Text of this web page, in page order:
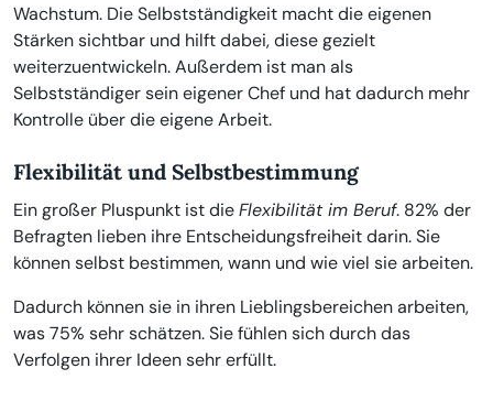
Wachstum. Die Selbstständigkeit macht die eigenen
Stärken sichtbar und hilft dabei, diese gezielt
weiterzuentwickeln. Außerdem ist man als
Selbstständiger sein eigener Chef und hat dadurch mehr
Kontrolle über die eigene Arbeit.
Flexibilität und Selbstbestimmung
Ein großer Pluspunkt ist dieFlexibilität im Beruf. 82% der
Befragten lieben ihre Entscheidungsfreiheit darin. Sie
können selbst bestimmen, wann und wie viel sie arbeiten.
Dadurch können sie in ihren Lieblingsbereichen arbeiten,
was 75% sehr schätzen. Sie fühlen sich durch das
Verfolgen ihrer Ideen sehr erfüllt.